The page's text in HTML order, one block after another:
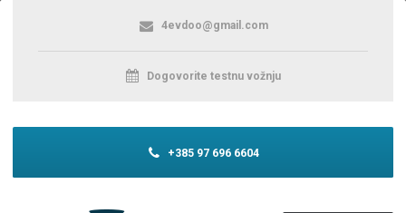
4evdoo@gmail.com
Dogovorite testnu vožnju
+385 97 696 6604